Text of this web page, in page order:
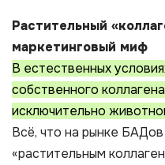
Растительный
маркетинговый миф
В естественных
собственного
исключительно
Всё, что на рынке
«растительным